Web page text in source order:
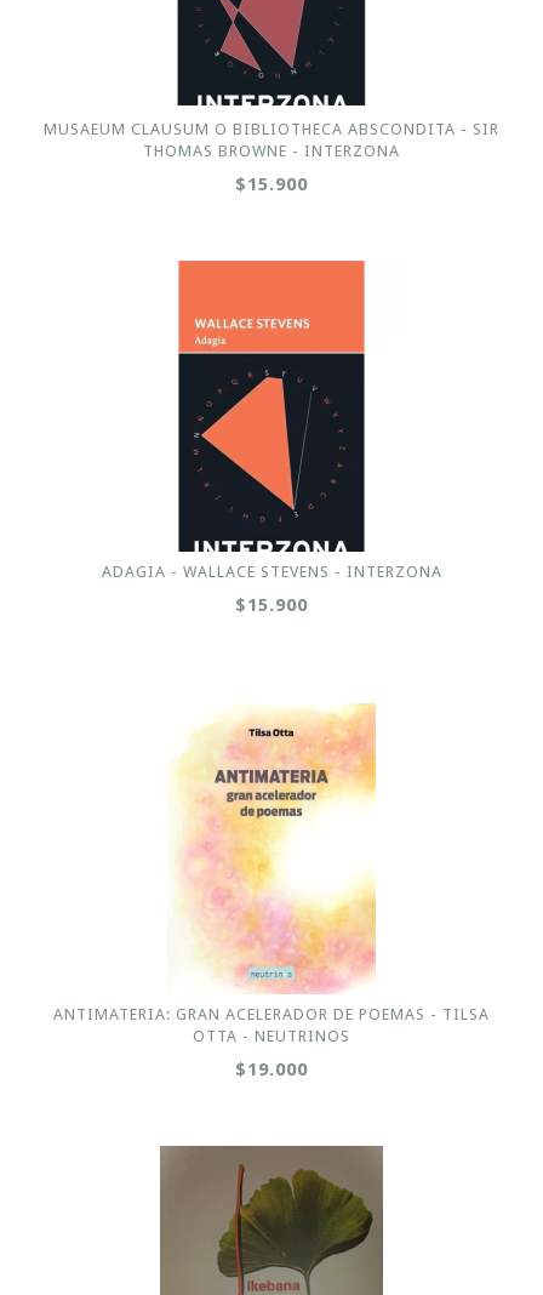
MUSAEUM CLAUSUM O BIBLIOTHECA ABSCONDITA - SIR
THOMAS BROWNE - INTERZONA
$15.900
ADAGIA - WALLACE STEVENS - INTERZONA
$15.900
ANTIMATERIA: GRAN ACELERADOR DE POEMAS - TILSA
OTTA - NEUTRINOS
$19.000